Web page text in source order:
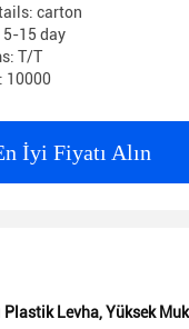
carton
5-15 day
T/T
10000
İyi Fiyatı Alın
Plastik Levha,Yüksek